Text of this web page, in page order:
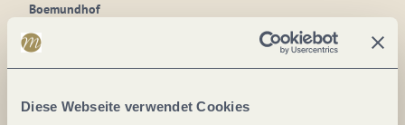
Diese Webseite verwendet Cookies
Boemundhof
54439 Saarburg